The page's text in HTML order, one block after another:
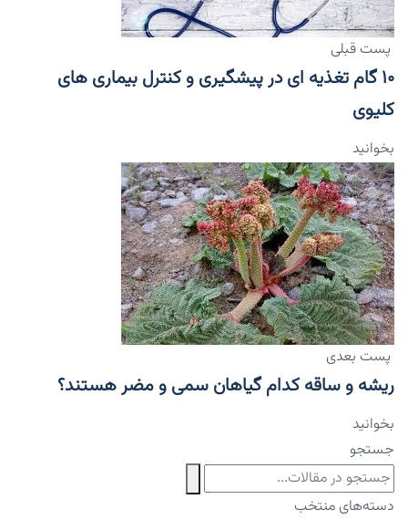
پست قبلی
۱۰ گام تغذیه ای در پیشگیری و کنترل بیماری های
کلیوی
بخوانید
پست بعدی
ریشه و ساقه کدام گیاهان سمی و مضر هستند؟
بخوانید
جستجو
دسته‌های منتخب